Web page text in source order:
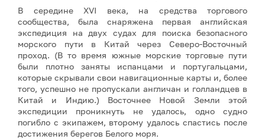
В середине XVI века, на средства торгового
сообщества, была снаряжена первая английская
экспедиция на двух судах для поиска безопасного
морского пути в Китай через Северо-Восточный
проход. (В то время южные морские торговые пути
были плотно заняты испанцами и португальцами,
которые скрывали свои навигационные карты и, более
того, успешно не пропускали англичан и голландцев в
Китай и Индию.) Восточнее Новой Земли этой
экспедиции проникнуть не удалось, одно судно
погибло с экипажем, второму удалось спастись после
достижения берегов Белого моря.